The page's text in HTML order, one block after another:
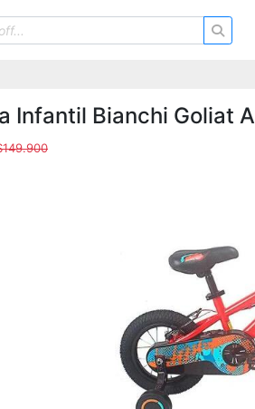
Infantil Bianchi Goliat